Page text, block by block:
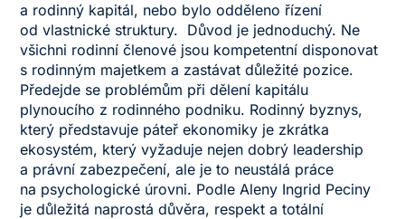
a rodinný kapitál, nebo bylo odděleno řízení
od vlastnické struktury. Důvod je jednoduchý. Ne
všichni rodinní členové jsou kompetentní disponovat
s rodinným majetkem a zastávat důležité pozice.
Předejde se problémům při dělení kapitálu
plynoucího z rodinného podniku. Rodinný byznys,
který představuje páteř ekonomiky je zkrátka
ekosystém, který vyžaduje nejen dobrý leadership
a právní zabezpečení, ale je to neustálá práce
na psychologické úrovni. Podle Aleny Ingrid Peciny
je důležitá naprostá důvěra, respekt a totální